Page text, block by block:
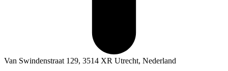
Van Swindenstraat 129, 3514 XR Utrecht, Nederland